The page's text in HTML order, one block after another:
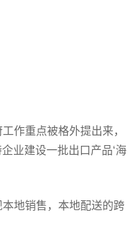
作重点被格外提出来，
业建设一批出口产品‘海
地销售，本地配送的跨